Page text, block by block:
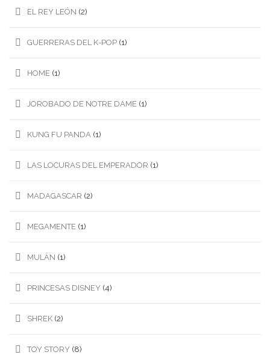
EL REY LEÓN (2)
GUERRERAS DEL K-POP (1)
HOME (1)
JOROBADO DE NOTRE DAME (1)
KUNG FU PANDA (1)
LAS LOCURAS DEL EMPERADOR (1)
MADAGASCAR (2)
MEGAMENTE (1)
MULÁN (1)
PRINCESAS DISNEY (4)
SHREK (2)
TOY STORY (8)